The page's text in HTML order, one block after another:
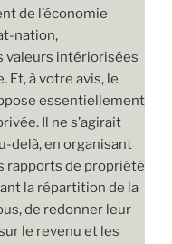
de l’économie
nation,
valeurs intériorisées
Et, à votre avis, le
essentiellement
Il ne s’agirait
delà, en organisant
rapports de propriété
la répartition de la
de redonner leur
le revenu et les